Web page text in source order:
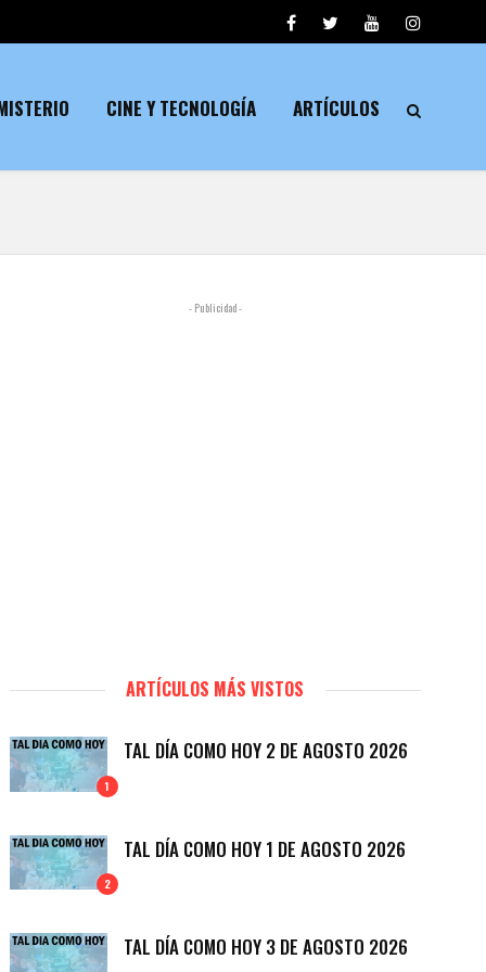
CINE Y TECNOLOGÍA ARTÍCULOS
- Publicidad -
ARTÍCULOS MÁS VISTOS
1
TAL DÍA COMO HOY 2 DE AGOSTO 2026
2
TAL DÍA COMO HOY 1 DE AGOSTO 2026
TAL DÍA COMO HOY 3 DE AGOSTO 2026